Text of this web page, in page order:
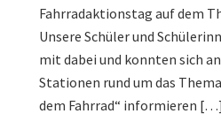
Fahrradaktionstag auf dem
Unsere Schüler und
mit dabei und konnten sich
Stationen rund um das
dem Fahrrad“ informieren […]